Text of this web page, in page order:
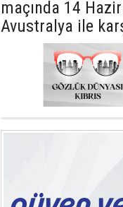
maçında 14
Avustralya ile